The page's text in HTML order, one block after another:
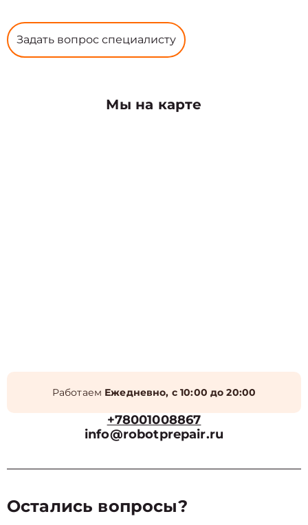
Задать вопрос специалисту
Мы на карте
Работаем Ежедневно, с 10:00 до 20:00
+78001008867
info@robotprepair.ru
Остались вопросы?